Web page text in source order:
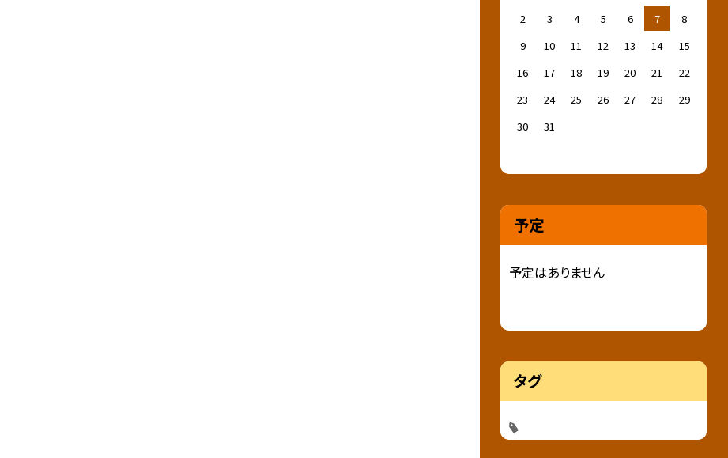
2
3 4 5 6 7
8
9
10 11 12 13 14
15
16
17 18 19 20 21
22
23
24 25 26 27 28
29
30
31
予定
予定はありません
タグ